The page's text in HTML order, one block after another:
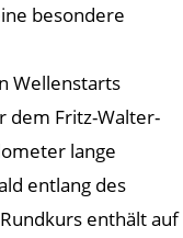
besondere
Wellenstarts
dem Fritz-Walter-
lange
entlang des
enthält auf